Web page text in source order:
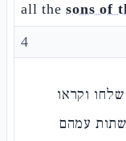
all thesons of
4
וקראו
עמהם